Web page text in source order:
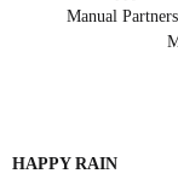
HAPPY RAIN